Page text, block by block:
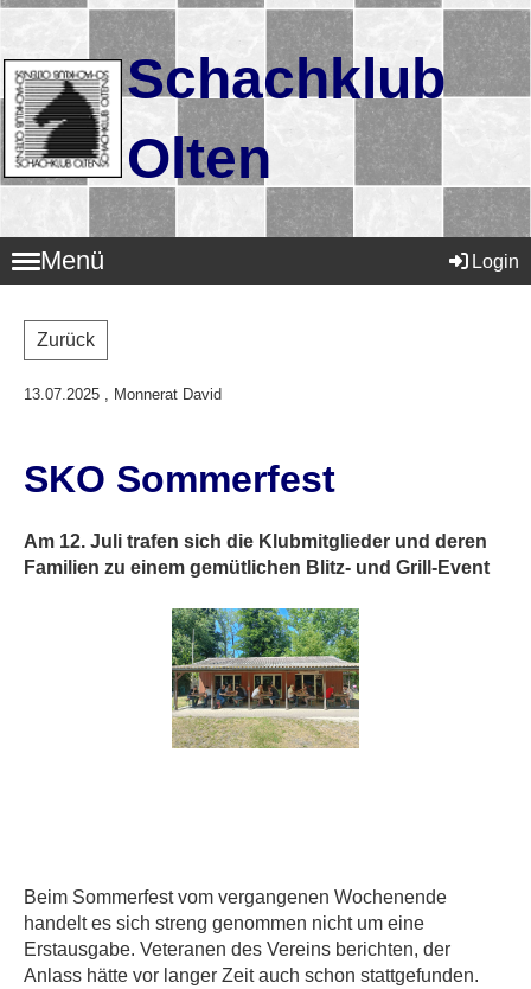
Schachklub
Olten
Menü Login
Zurück
13.07.2025 , Monnerat David
SKO Sommerfest
Am 12. Juli trafen sich die Klubmitglieder und deren
Familien zu einem gemütlichen Blitz- und Grill-Event
Beim Sommerfest vom vergangenen Wochenende
handelt es sich streng genommen nicht um eine
Erstausgabe. Veteranen des Vereins berichten, der
Anlass hätte vor langer Zeit auch schon stattgefunden.